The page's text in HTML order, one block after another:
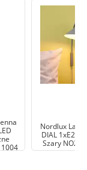
Nordlux
DIAL 1xE27
Szary